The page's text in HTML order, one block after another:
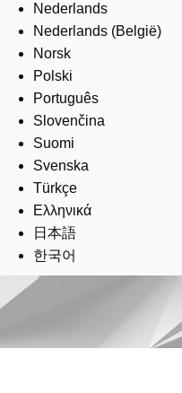
Nederlands
Nederlands (België)
Norsk
Polski
Português
Slovenčina
Suomi
Svenska
Türkçe
Ελληνικά
日本語
한국어